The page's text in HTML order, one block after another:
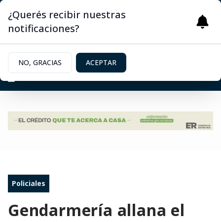
Policiales
Gendarmería allana el
¿Querés recibir nuestras
notificaciones?
NO, GRACIAS ACEPTAR